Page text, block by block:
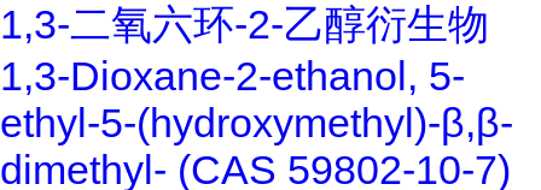
1,3-二氧六环-2-乙醇衍生物
1,3-Dioxane-2-ethanol, 5-
ethyl-5-(hydroxymethyl)-β,β-
dimethyl- (CAS 59802-10-7)